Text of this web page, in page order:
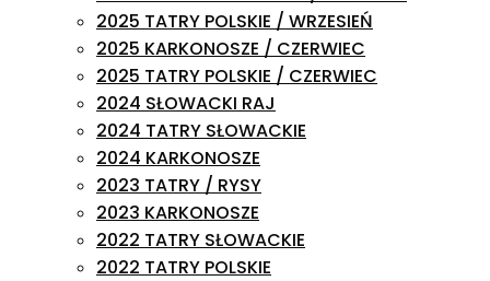
2025 TATRY POLSKIE / WRZESIEŃ
2025 KARKONOSZE / CZERWIEC
2025 TATRY POLSKIE / CZERWIEC
2024 SŁOWACKI RAJ
2024 TATRY SŁOWACKIE
2024 KARKONOSZE
2023 TATRY / RYSY
2023 KARKONOSZE
2022 TATRY SŁOWACKIE
2022 TATRY POLSKIE